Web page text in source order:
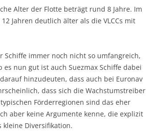
Alter der Flotte beträgt rund 8 Jahre. Im
Jahren deutlich älter als die VLCCs mit
Schiffe immer noch nicht so umfangreich,
nun gut ist auch Suezmax Schiffe dabei
hinzudeuten, dass auch bei Euronav
dass sich die Wachstumstreiber
Förderregionen sind das eher
aber keine Argumente kenne, die explizit
kleine Diversifikation.